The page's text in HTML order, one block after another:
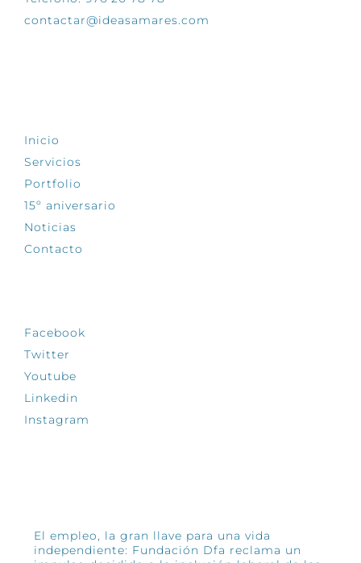
contactar@ideasamares.com
Inicio
Servicios
Portfolio
15º aniversario
Noticias
Contacto
Facebook
Twitter
Youtube
Linkedin
Instagram
El empleo, la gran llave para una vida
independiente: Fundación Dfa reclama un